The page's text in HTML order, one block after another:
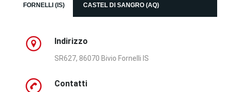
FORNELLI (IS) CASTEL DI SANGRO (AQ)
Indirizzo
SR627, 86070 Bivio Fornelli IS
Contatti